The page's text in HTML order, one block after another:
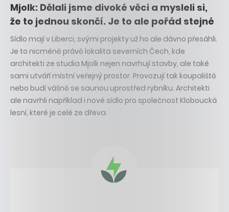
Mjolk: Dělali jsme divoké věci a mysleli si,
že to jednou skončí. Je to ale pořád stejné
Sídlo mají v Liberci, svými projekty už ho ale dávno přesáhli.
Je to nicméně právě lokalita severních Čech, kde
architekti ze studia Mjolk nejen navrhují stavby, ale také
sami utváří místní veřejný prostor. Provozují tak koupaliště
nebo budí vášně se saunou uprostřed rybníku. Architekti
ale navrhli například i nové sídlo pro společnost Kloboucká
lesní, které je celé ze dřeva.